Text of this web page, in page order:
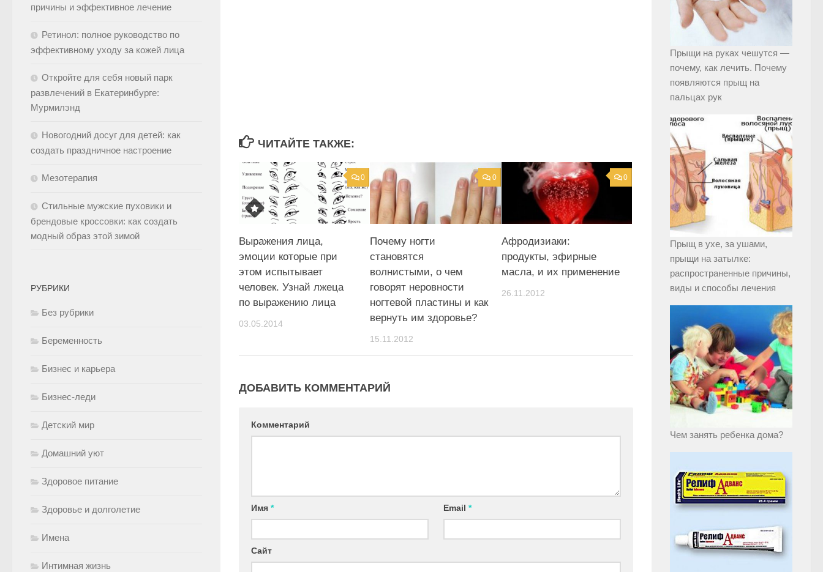
ЧИТАЙТЕ ТАКЖЕ:
0
Выражения лица,
эмоции которые при
этом испытывает
человек. Узнай лжеца
по выражению лица
03.05.2014
0
Почему ногти
становятся
волнистыми, о чем
говорят неровности
ногтевой пластины и как
вернуть им здоровье?
15.11.2012
0
Афродизиаки:
продукты, эфирные
масла, и их применение
26.11.2012
ДОБАВИТЬ КОММЕНТАРИЙ
Комментарий
Имя * Email*
Сайт
причины и эффективное лечение
Ретинол: полное руководство по
эффективному уходу за кожей лица
Откройте для себя новый парк
развлечений в Екатеринбурге:
Мурмилэнд
Новогодний досуг для детей: как
создать праздничное настроение
Мезотерапия
Стильные мужские пуховики и
брендовые кроссовки: как создать
модный образ этой зимой
РУБРИКИ
Без рубрики
Беременность
Бизнес и карьера
Бизнес-леди
Детский мир
Домашний уют
Здоровое питание
Здоровье и долголетие
Имена
Интимная жизнь
Прыщи на руках чешутся —
почему, как лечить. Почему
появляются прыщ на
пальцах рук
Прыщ в ухе, за ушами,
прыщи на затылке:
распространенные причины,
виды и способы лечения
Чем занять ребенка дома?